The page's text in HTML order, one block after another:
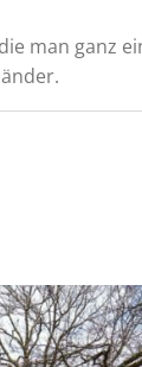
man ganz